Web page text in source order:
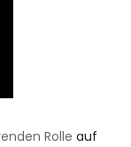
Rolle auf